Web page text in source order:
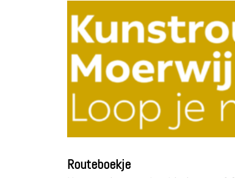
Routeboekje